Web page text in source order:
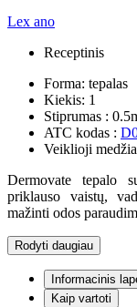
Lex ano
Receptinis
Forma: tepalas
Kiekis: 1
Stiprumas :
ATC kodas :
Veiklioji
Dermovate tepalo
priklauso vaistų,
mažinti odos
Rodyti daugiau
Informacinis
Kaip vartoti